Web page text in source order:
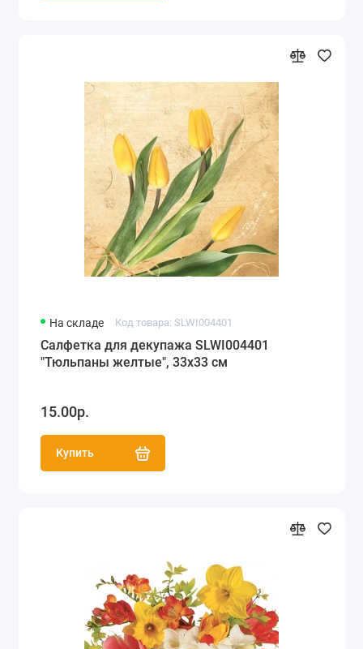
На складе Код товара: SLWI004401
Салфетка для декупажа SLWI004401
"Тюльпаны желтые", 33х33 см
15.00р.
Купить